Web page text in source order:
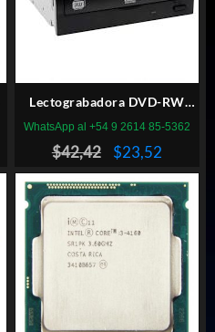
Lectograbadora DVD-RW
LITEON
$42,42
El
precio
original
era:
$42,42.
$23,52El
precio
actual
es:
$23,52.
WhatsApp al +54 9 2614 85-5362